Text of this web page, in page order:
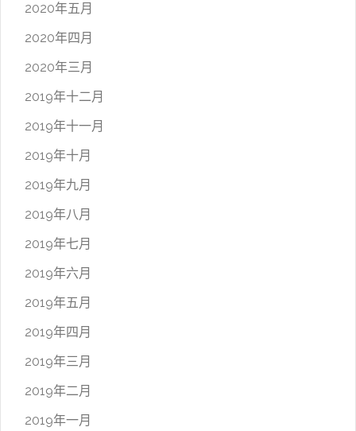
2020年五月
2020年四月
2020年三月
2019年十二月
2019年十一月
2019年十月
2019年九月
2019年八月
2019年七月
2019年六月
2019年五月
2019年四月
2019年三月
2019年二月
2019年一月